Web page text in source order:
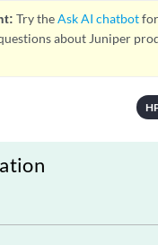
Try theAsk AI chatbot
about Juniper